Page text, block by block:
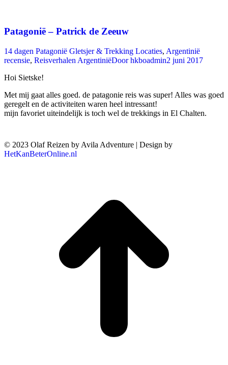
Patagonië – Patrick de Zeeuw
14 dagen Patagonië Gletsjer & Trekking Locaties, Argentinië
recensie, Reisverhalen ArgentiniëDoorhkboadmin2 juni 2017
Hoi Sietske!
Met mij gaat alles goed. de patagonie reis was super! Alles was goed
geregelt en de activiteiten waren heel intressant!
mijn favoriet uiteindelijk is toch wel de trekkings in El Chalten.
© 2023 Olaf Reizen by Avila Adventure | Design by
HetKanBeterOnline.nl